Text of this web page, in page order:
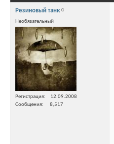
Резиновый танк
Необязательный
Регистрация
12.09.2008
Сообщения
8,517